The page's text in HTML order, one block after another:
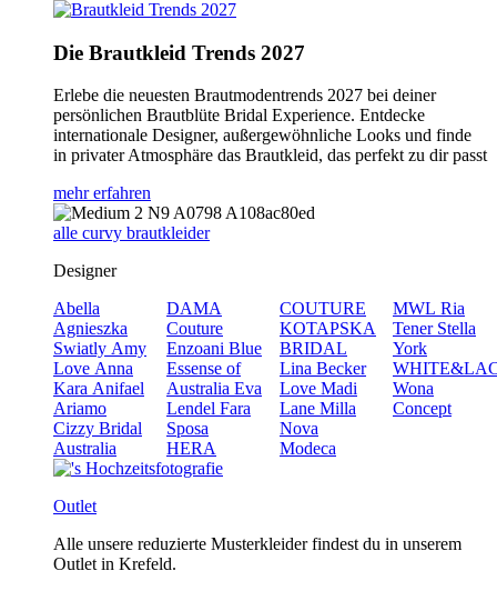
Die Brautkleid Trends 2027
Erlebe die neuesten Brautmodentrends 2027 bei deiner
persönlichen Brautblüte Bridal Experience. Entdecke
internationale Designer, außergewöhnliche Looks und finde
in privater Atmosphäre das Brautkleid, das perfekt zu dir passt
mehr erfahren
alle curvy brautkleider
Designer
Abella
Agnieszka
Swiatly Amy
Love Anna
Kara Anifael
Ariamo
Cizzy Bridal
Australia
DAMA
Couture
Enzoani Blue
Essense of
Australia Eva
Lendel Fara
Sposa
HERA
COUTURE
KOTAPSKA
BRIDAL
Lina Becker
Love Madi
Lane Milla
Nova
Modeca
MWL Ria
Tener Stella
York
Wona
Concept
Outlet
Alle unsere reduzierte Musterkleider findest du in unserem
Outlet in Krefeld.